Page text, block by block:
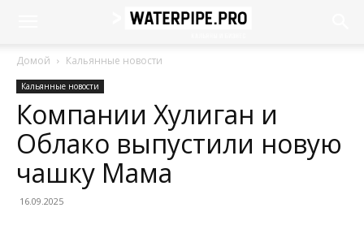
Домой Кальянные новости
Кальянные новости
Компании Хулиган и
Облако выпустили новую
чашку Мама
16.09.2025